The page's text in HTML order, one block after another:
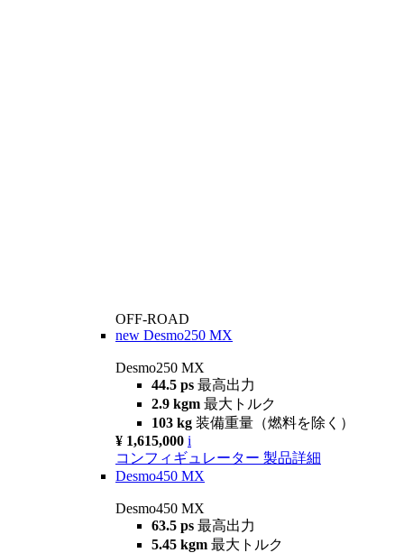
OFF-ROAD
new Desmo250 MX
Desmo250 MX
44.5 ps 最高出力
2.9 kgm 最大トルク
103 kg 装備重量（燃料を除く）
¥ 1,615,000 i
コンフィギュレーター 製品詳細
Desmo450 MX
Desmo450 MX
63.5 ps 最高出力
5.45 kgm 最大トルク